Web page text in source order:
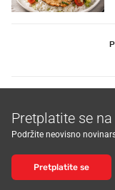
Pretplatite se na
Podržite neovisno
Pretplatite se